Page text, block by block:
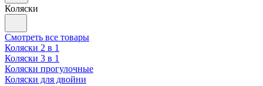
Коляски
Смотреть все товары
Коляски 2 в 1
Коляски 3 в 1
Коляски прогулочные
Коляски для двойни